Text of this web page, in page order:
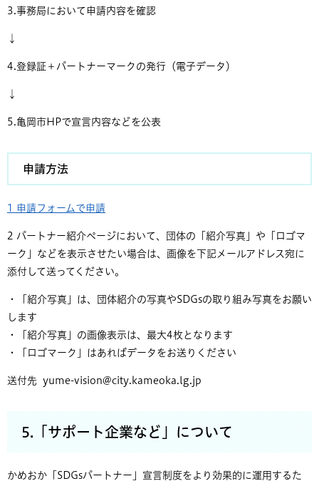
3.事務局において申請内容を確認
↓
4.登録証＋パートナーマークの発行（電子データ）
↓
5.亀岡市HPで宣言内容などを公表
申請方法
1 申請フォームで申請
2 パートナー紹介ページにおいて、団体の「紹介写真」や「ロゴマ
ーク」などを表示させたい場合は、画像を下記メールアドレス宛に
添付して送ってください。
・「紹介写真」は、団体紹介の写真やSDGsの取り組み写真をお願い
します
・「紹介写真」の画像表示は、最大4枚となります
・「ロゴマーク」はあればデータをお送りください
送付先 yume-vision@city.kameoka.lg.jp
5.「サポート企業など」について
かめおか「SDGsパートナー」宣言制度をより効果的に運用するた